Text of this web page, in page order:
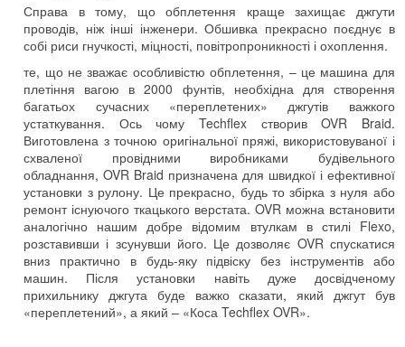
Справа в тому, що обплетення краще захищає джгути
проводів, ніж інші інженери. Обшивка прекрасно поєднує в
собі риси гнучкості, міцності, повітропроникності і охоплення.
те, що не зважає особливістю обплетення, – це машина для
плетіння вагою в 2000 фунтів, необхідна для створення
багатьох сучасних «переплетених» джгутів важкого
устаткування. Ось чому Techflex створив OVR Braid.
Виготовлена ​​з точною оригінальної пряжі, використовуваної і
схваленої провідними виробниками будівельного
обладнання, OVR Braid призначена для швидкої і ефективної
установки з рулону. Це прекрасно, будь то збірка з нуля або
ремонт існуючого ткацького верстата. OVR можна встановити
аналогічно нашим добре відомим втулкам в стилі Flexo,
розставивши і зсунувши його. Це дозволяє OVR спускатися
вниз практично в будь-яку підвіску без інструментів або
машин. Після установки навіть дуже досвідченому
прихильнику джгута буде важко сказати, який джгут був
«переплетений», а який – «Коса Techflex OVR».